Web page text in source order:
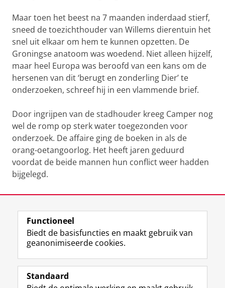
Maar toen het beest na 7 maanden inderdaad stierf,
sneed de toezichthouder van Willems dierentuin het
snel uit elkaar om hem te kunnen opzetten. De
Groningse anatoom was woedend. Niet alleen hijzelf,
maar heel Europa was beroofd van een kans om de
hersenen van dit ‘berugt en zonderling Dier’ te
onderzoeken, schreef hij in een vlammende brief.
Door ingrijpen van de stadhouder kreeg Camper nog
wel de romp op sterk water toegezonden voor
onderzoek. De affaire ging de boeken in als de
orang-oetangoorlog. Het heeft jaren geduurd
voordat de beide mannen hun conflict weer hadden
bijgelegd.
View this page in:English
Volg ons op
F
a
T
w
I
n
Functioneel
Biedt de basisfuncties en maakt gebruik van
geanonimiseerde cookies.
Standaard